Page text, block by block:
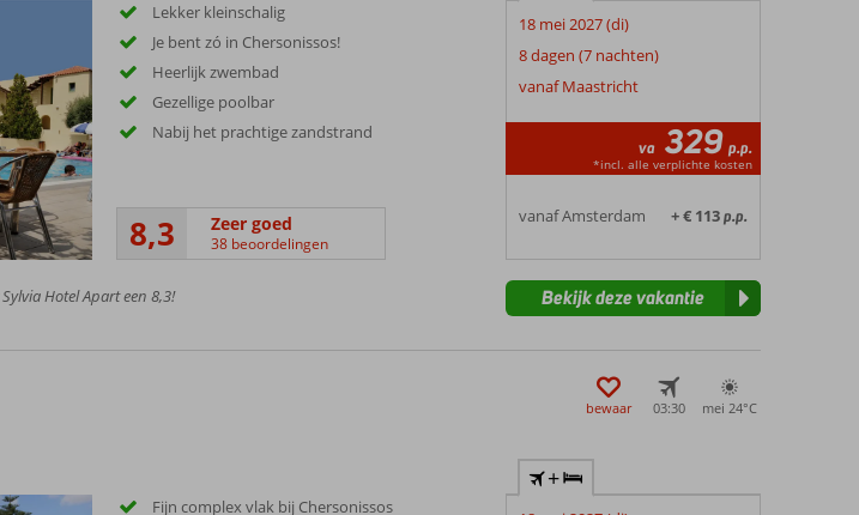
Lekker kleinschalig
Je bent zó in Chersonissos!
Heerlijk zwembad
Gezellige poolbar
Nabij het prachtige zandstrand
8,3 Zeer goed
38 beoordelingen
18 mei 2027 (di)
8 dagen (7 nachten)
vanaf Maastricht
va 329 p.p.
*incl. alle verplichte kosten
vanaf Amsterdam + € 113p.p.
Hotel Apart een 8,3! Bekijk deze vakantie
bewaar 03:30 mei 24°C
Fijn complex vlak bij Chersonissos
+